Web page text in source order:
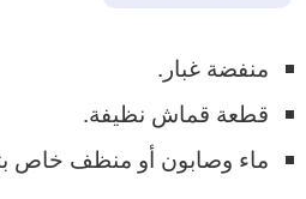
منفضة غبار.
قطعة قماش نظيفة.
ماء وصابون أو منظف خاص